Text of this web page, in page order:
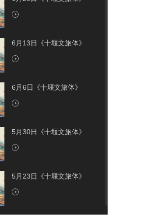
6月13日《十堰文旅体》
6月6日《十堰文旅体》
5月30日《十堰文旅体》
5月23日《十堰文旅体》